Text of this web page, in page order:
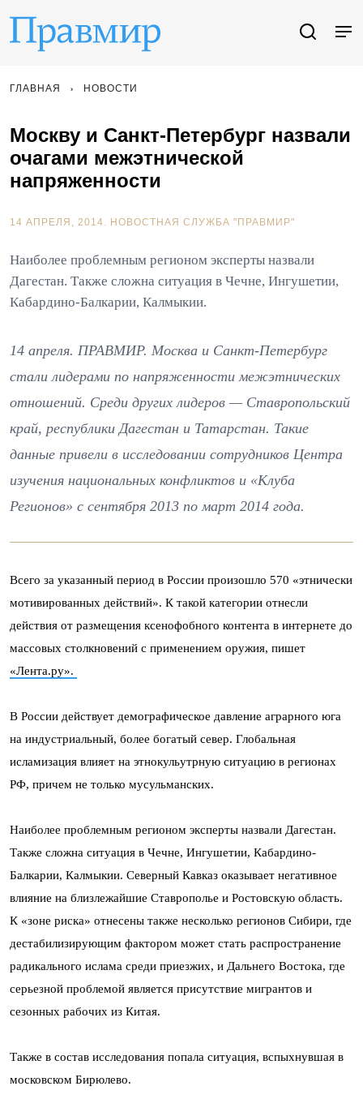
ГЛАВНАЯ НОВОСТИ
Москву и Санкт-Петербург назвали
очагами межэтнической
напряженности
14 АПРЕЛЯ, 2014. НОВОСТНАЯ СЛУЖБА "ПРАВМИР"
Наиболее проблемным регионом эксперты назвали
Дагестан. Также сложна ситуация в Чечне, Ингушетии,
Кабардино-Балкарии, Калмыкии.
14 апреля. ПРАВМИР. Москва и Санкт-Петербург
стали лидерами по напряженности межэтнических
отношений. Среди других лидеров — Ставропольский
край, республики Дагестан и Татарстан. Такие
данные привели в исследовании сотрудников Центра
изучения национальных конфликтов и «Клуба
Регионов» с сентября 2013 по март 2014 года.
Всего за указанный период в России произошло 570 «этнически
мотивированных действий». К такой категории отнесли
действия от размещения ксенофобного контента в интернете до
массовых столкновений с применением оружия, пишет
«Лента.ру».
В России действует демографическое давление аграрного юга
на индустриальный, более богатый север. Глобальная
исламизация влияет на этнокульутрную ситуацию в регионах
РФ, причем не только мусульманских.
Наиболее проблемным регионом эксперты назвали Дагестан.
Также сложна ситуация в Чечне, Ингушетии, Кабардино-
Балкарии, Калмыкии. Северный Кавказ оказывает негативное
влияние на близлежайшие Ставрополье и Ростовскую область.
К «зоне риска» отнесены также несколько регионов Сибири, где
дестабилизирующим фактором может стать распространение
радикального ислама среди приезжих, и Дальнего Востока, где
серьезной проблемой является присутствие мигрантов и
сезонных рабочих из Китая.
Также в состав исследования попала ситуация, вспыхнувшая в
московском Бирюлево.